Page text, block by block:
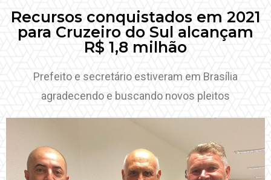
Recursos conquistados em 2021
para Cruzeiro do Sul alcançam
R$ 1,8 milhão
Prefeito e secretário estiveram em Brasília
agradecendo e buscando novos pleitos